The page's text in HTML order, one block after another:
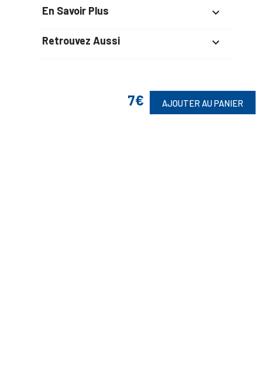
7€ AJOUTER AU PANIER
En Savoir Plus 
Retrouvez Aussi 
Suivez-Nous